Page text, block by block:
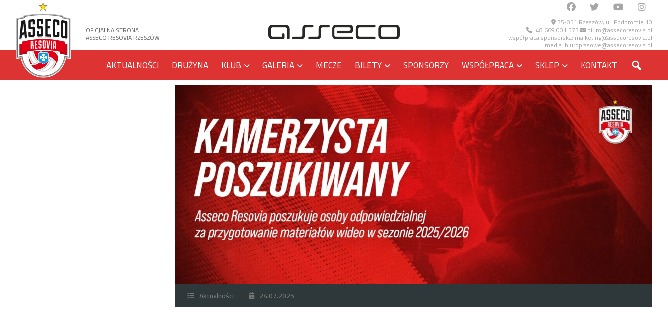
35-051 Rzeszów, ul. Podpromie 10
+48 669 001 573 biuro@assecoresovia.pl
współpraca sponsorska: marketing@assecoresovia.pl
media: biuroprasowe@assecoresovia.pl
OFICJALNA STRONA
ASSECO RESOVIA RZESZÓW
AKTUALNOŚCI DRUŻYNA KLUB GALERIA MECZE BILETY SPONSORZY WSPÓŁPRACA SKLEP KONTAKT
Aktualności 24.07.2025